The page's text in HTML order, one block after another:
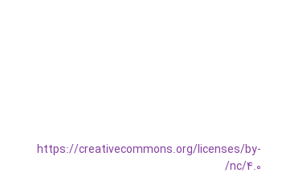
https://creativecommons.org/licenses/by-
nc/4.0/